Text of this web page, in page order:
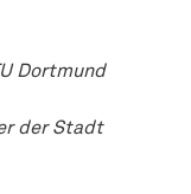
Dortmund
der Stadt